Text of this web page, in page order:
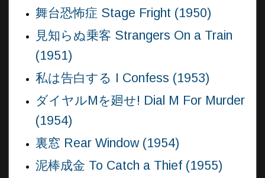
舞台恐怖症 Stage Fright (1950)
見知らぬ乗客 Strangers On a Train
(1951)
私は告白する I Confess (1953)
ダイヤルMを廻せ! Dial M For Murder
(1954)
裏窓 Rear Window (1954)
泥棒成金 To Catch a Thief (1955)